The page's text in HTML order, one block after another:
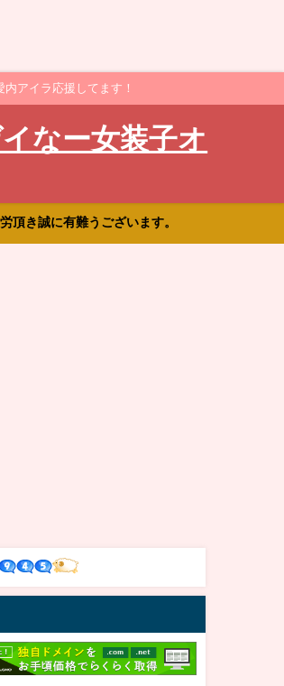
アイラ応援してます！
なー女装子オ
頂き誠に有難うございます。